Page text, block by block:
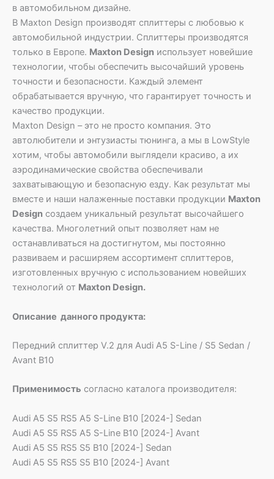
в автомобильном дизайне.
В Maxton Design производят сплиттеры с любовью к
автомобильной индустрии. Сплиттеры производятся
только в Европе. Maxton Design использует новейшие
технологии, чтобы обеспечить высочайший уровень
точности и безопасности. Каждый элемент
обрабатывается вручную, что гарантирует точность и
качество продукции.
Maxton Design – это не просто компания. Это
автолюбители и энтузиасты тюнинга, а мы в LowStyle
хотим, чтобы автомобили выглядели красиво, а их
аэродинамические свойства обеспечивали
захватывающую и безопасную езду. Как результат мы
вместе и наши налаженные поставки продукции Maxton
Design создаем уникальный результат высочайшего
качества. Многолетний опыт позволяет нам не
останавливаться на достигнутом, мы постоянно
развиваем и расширяем ассортимент сплиттеров,
изготовленных вручную с использованием новейших
технологий от Maxton Design.
Описание данного продукта:
Передний сплиттер V.2 для Audi A5 S-Line / S5 Sedan /
Avant B10
Применимость согласно каталога производителя:
Audi A5 S5 RS5 A5 S-Line B10 [2024-] Sedan
Audi A5 S5 RS5 A5 S-Line B10 [2024-] Avant
Audi A5 S5 RS5 S5 B10 [2024-] Sedan
Audi A5 S5 RS5 S5 B10 [2024-] Avant